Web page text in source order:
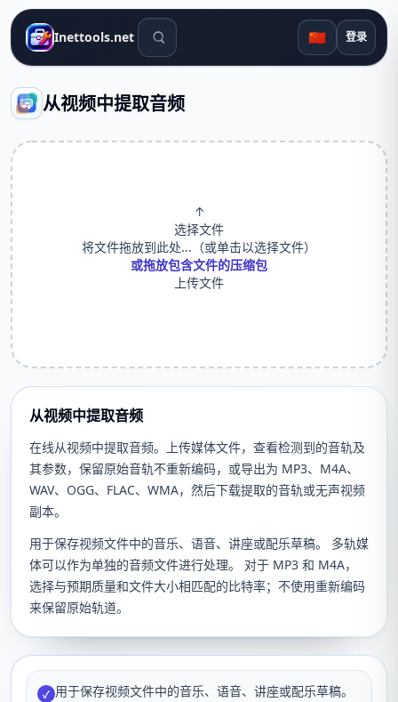
Inettools.net 搜索工具 🇨🇳 登录
从视频中提取音频
↑
选择文件
将文件拖放到此处...（或单击以选择文件）
或拖放包含文件的压缩包
上传文件
从视频中提取音频
在线从视频中提取音频。上传媒体文件，查看检测到的音轨及
其参数，保留原始音轨不重新编码，或导出为 MP3、M4A、
WAV、OGG、FLAC、WMA，然后下载提取的音轨或无声视频
副本。
用于保存视频文件中的音乐、语音、讲座或配乐草稿。 多轨媒
体可以作为单独的音频文件进行处理。 对于 MP3 和 M4A，
选择与预期质量和文件大小相匹配的比特率；不使用重新编码
来保留原始轨道。
✓ 用于保存视频文件中的音乐、语音、讲座或配乐草稿。